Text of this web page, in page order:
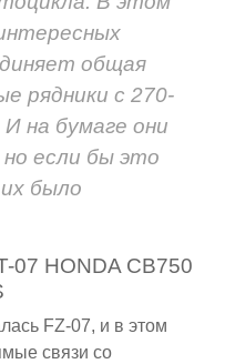
общая
рядники с 270-
на бумаге они
если бы это
было
HONDA CB750
FZ-07, и в этом
связи со